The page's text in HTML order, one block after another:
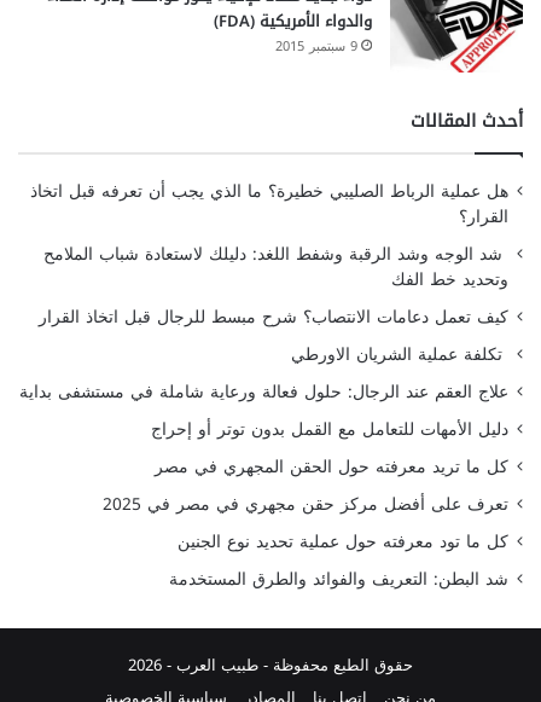
والدواء الأمريكية (FDA)
9 سبتمبر 2015
أحدث المقالات
هل عملية الرباط الصليبي خطيرة؟ ما الذي يجب أن تعرفه قبل اتخاذ
القرار؟
شد الوجه وشد الرقبة وشفط اللغد: دليلك لاستعادة شباب الملامح
وتحديد خط الفك
كيف تعمل دعامات الانتصاب؟ شرح مبسط للرجال قبل اتخاذ القرار
تكلفة عملية الشريان الاورطي
علاج العقم عند الرجال: حلول فعالة ورعاية شاملة في مستشفى بداية
دليل الأمهات للتعامل مع القمل بدون توتر أو إحراج
كل ما تريد معرفته حول الحقن المجهري في مصر
تعرف على أفضل مركز حقن مجهري في مصر في 2025
كل ما تود معرفته حول عملية تحديد نوع الجنين
شد البطن: التعريف والفوائد والطرق المستخدمة
حقوق الطبع محفوظة -طبيب العرب- 2026